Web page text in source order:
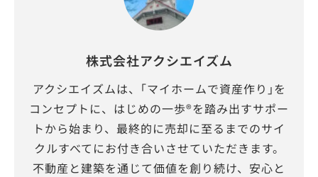
株式会社アクシエイズム
アクシエイズムは、｢マイホームで資産作り｣を
コンセプトに、はじめの一歩®を踏み出すサポー
トから始まり、最終的に売却に至るまでのサイ
クルすべてにお付き合いさせていただきます。
不動産と建築を通じて価値を創り続け、安心と